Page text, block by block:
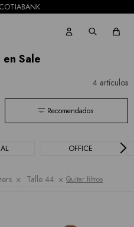
Sale
4 artículos
Recomendados
OFFICE
Talle 44 Quitar filtros